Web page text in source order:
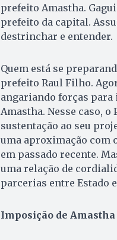
prefeito Amastha.
prefeito da capital.
destrinchar e entender.
Quem está se
prefeito Raul Filho.
angariando forças para
Amastha. Nesse caso,
sustentação ao seu
uma aproximação com
em passado recente.
uma relação de
parcerias entre Estado
Imposição de Amastha